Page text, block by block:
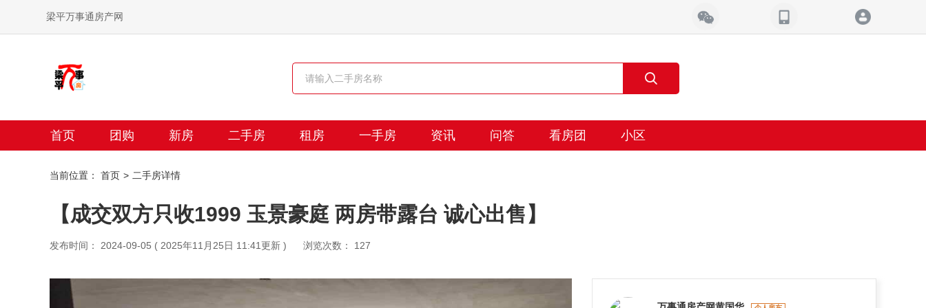
梁平万事通房产网
首页 团购 新房 二手房 租房 一手房 资讯 问答 看房团 小区
当前位置： 首页 二手房详情
【成交双方只收1999 玉景豪庭 两房带露台 诚心出售】
发布时间： 2024-09-05 ( 2025年11月25日 11:41更新 ) 浏览次数： 127